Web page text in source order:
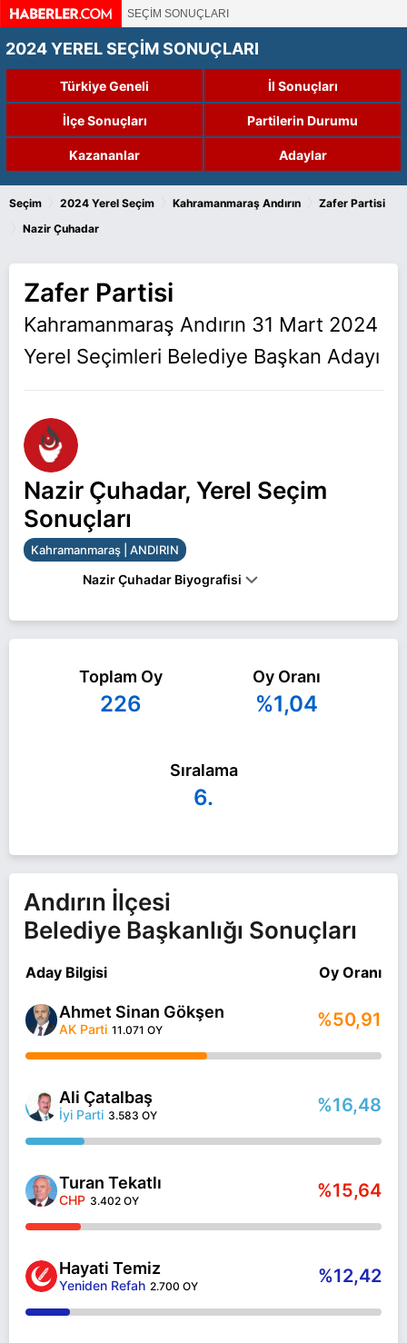
SEÇİM SONUÇLARI
2024 YEREL SEÇİM SONUÇLARI
Türkiye Geneli İl Sonuçları
İlçe Sonuçları Partilerin Durumu
Kazananlar Adaylar
Seçim 2024 Yerel Seçim Kahramanmaraş Andırın Zafer Partisi
Nazir Çuhadar
Zafer Partisi
Kahramanmaraş Andırın 31 Mart 2024
Yerel Seçimleri Belediye Başkan Adayı
Nazir Çuhadar, Yerel Seçim
Sonuçları
Kahramanmaraş | ANDIRIN
Nazir Çuhadar Biyografisi
başkan adayı olarak Zafer Partisi ile 31 Mart 2024
yerel seçimlerinde yarışıyor. Nazir Çuhadar ile ilgili
daha fazla bilgi için
Nazir Çuhadar Haberleri
Toplam Oy
226
Oy Oranı
%1,04
Sıralama
6.
Andırın İlçesi
Belediye Başkanlığı Sonuçları
Aday Bilgisi Oy Oranı
Ahmet Sinan Gökşen
AK Parti 11.071 OY %50,91
Ali Çatalbaş
İyi Parti 3.583 OY %16,48
Turan Tekatlı
CHP 3.402 OY %15,64
Hayati Temiz
Yeniden Refah 2.700 OY %12,42